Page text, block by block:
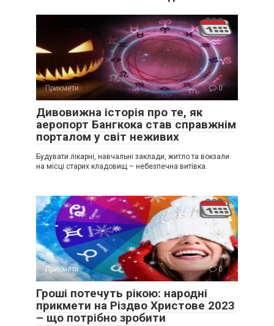
Прикмети 0
Дивовижна історія про те, як
аеропорт Бангкока став справжнім
порталом у світ неживих
Будувати лікарні, навчальні заклади, житло та вокзали
на місці старих кладовищ – небезпечна витівка.
Прикмети 0
Гроші потечуть рікою: народні
прикмети на Різдво Христове 2023
– що потрібно зробити